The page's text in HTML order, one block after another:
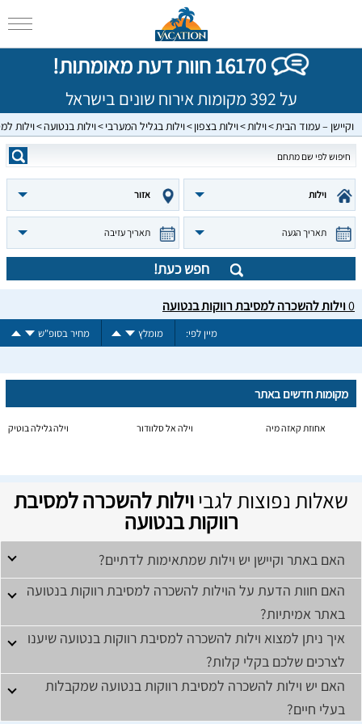
16170 חוות דעת מאומתות!
על 392 מקומות אירוח שונים בישראל
וקיישן – עמוד הבית וילות וילות בצפון וילות בגליל המערבי וילות בנטועה וילות
וילות אזור
תאריך הגעה תאריך עזיבה
חפש כעת!
0וילות להשכרה למסיבת רווקות בנטועה
מיין לפי: מומלץ מחיר בסופ"ש
מקומות חדשים באתר
אחוזת קאזה מיה וילה אל סלוודור וילה גלילה בוטיק
שאלות נפוצות לגביוילות להשכרה למסיבת
רווקות בנטועה
האם באתר וקיישן יש וילות שמתאימות לדתיים?
האם חוות הדעת על הוילות להשכרה למסיבת רווקות בנטועה
באתר אמיתיות?
איך ניתן למצוא וילות להשכרה למסיבת רווקות בנטועה שיענו
לצרכים שלכם בקלי קלות?
האם יש וילות להשכרה למסיבת רווקות בנטועה שמקבלות
בעלי חיים?